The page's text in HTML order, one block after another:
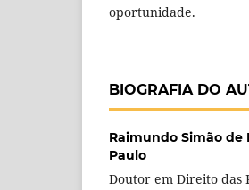
oportunidade.
BIOGRAFIA DO
Raimundo Simão de
Paulo
Doutor em Direito das